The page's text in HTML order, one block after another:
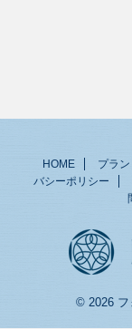
HOME プラン
バシーポリシー
© 2026 フ